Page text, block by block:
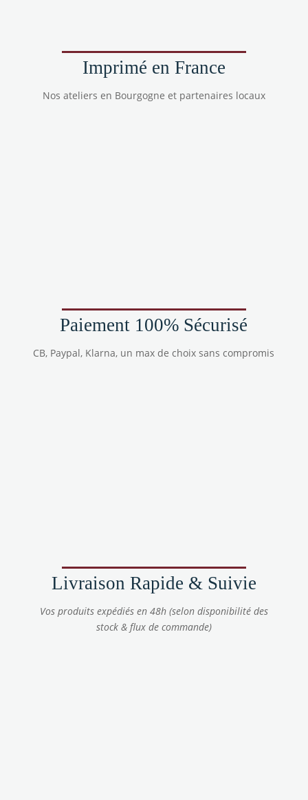
Imprimé en France
Nos ateliers en Bourgogne et partenaires locaux
Paiement 100% Sécurisé
CB, Paypal, Klarna, un max de choix sans compromis
Livraison Rapide & Suivie
Vos produits expédiés en 48h (selon disponibilité des
stock & flux de commande)